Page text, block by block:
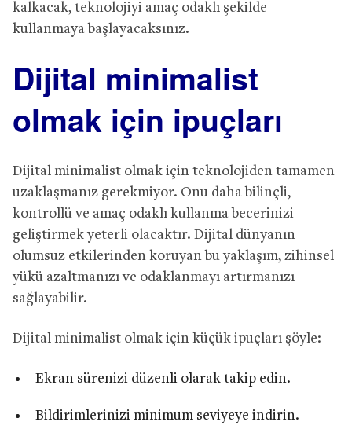
kalkacak, teknolojiyi amaç odaklı şekilde
kullanmaya başlayacaksınız.
Dijital minimalist
olmak için ipuçları
Dijital minimalist olmak için teknolojiden tamamen
uzaklaşmanız gerekmiyor. Onu daha bilinçli,
kontrollü ve amaç odaklı kullanma becerinizi
geliştirmek yeterli olacaktır. Dijital dünyanın
olumsuz etkilerinden koruyan bu yaklaşım, zihinsel
yükü azaltmanızı ve odaklanmayı artırmanızı
sağlayabilir.
Dijital minimalist olmak için küçük ipuçları şöyle:
Ekran sürenizi düzenli olarak takip edin.
Bildirimlerinizi minimum seviyeye indirin.